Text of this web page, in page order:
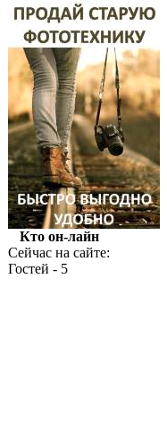
Кто он-лайн
Сейчас на сайте:
Гостей - 5